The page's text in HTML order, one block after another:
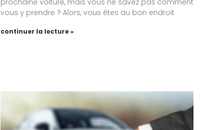
prochaine voiture, mais vous ne savez pas comment
vous y prendre ? Alors, vous êtes au bon endroit
continuer la lecture »